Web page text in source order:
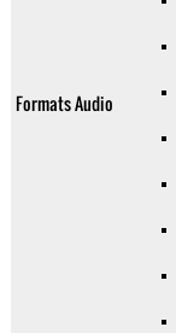
Formats Audio